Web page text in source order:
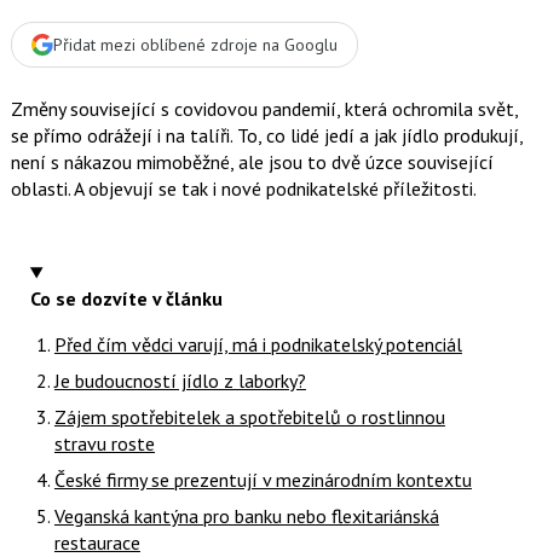
Přidat mezi oblíbené zdroje na Googlu
Změny související s covidovou pandemií, která ochromila svět,
se přímo odrážejí i na talíři. To, co lidé jedí a jak jídlo produkují,
není s nákazou mimoběžné, ale jsou to dvě úzce související
oblasti. A objevují se tak i nové podnikatelské příležitosti.
Co se dozvíte v článku
Před čím vědci varují, má i podnikatelský potenciál
Je budoucností jídlo z laborky?
Zájem spotřebitelek a spotřebitelů o rostlinnou
stravu roste
České firmy se prezentují v mezinárodním kontextu
Veganská kantýna pro banku nebo flexitariánská
restaurace